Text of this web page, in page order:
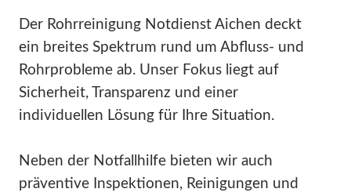
Der Rohrreinigung Notdienst Aichen deckt
ein breites Spektrum rund um Abfluss- und
Rohrprobleme ab. Unser Fokus liegt auf
Sicherheit, Transparenz und einer
individuellen Lösung für Ihre Situation.
Neben der Notfallhilfe bieten wir auch
präventive Inspektionen, Reinigungen und